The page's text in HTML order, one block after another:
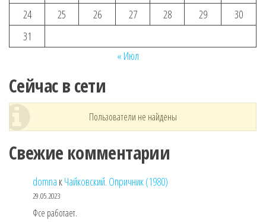
24
25 26 27 28 29
30
31
« Июл
Сейчас в сети
Пользователи не найдены
Свежие комментарии
domna кЧайковский. Опричник (1980)
29.05.2023
Фсе работает.